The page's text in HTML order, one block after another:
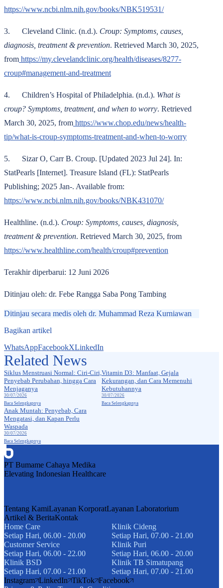
https://www.ncbi.nlm.nih.gov/books/NBK519531/
3. Cleveland Clinic. (n.d.). Croup: Symptoms, causes,
diagnosis, treatment & prevention. Retrieved March 30, 2025,
from https://my.clevelandclinic.org/health/diseases/8277-
croup#management-and-treatment
4. Children’s Hospital of Philadelphia. (n.d.). What is
croup? Symptoms, treatment, and when to worry. Retrieved
March 30, 2025, from https://www.chop.edu/news/health-
tip/what-is-croup-symptoms-treatment-and-when-to-worry
5. Sizar O, Carr B. Croup. [Updated 2023 Jul 24]. In:
StatPearls [Internet]. Treasure Island (FL): StatPearls
Publishing; 2025 Jan-. Available from:
https://www.ncbi.nlm.nih.gov/books/NBK431070/
Healthline. (n.d.). Croup: Symptoms, causes, diagnosis,
treatment & prevention. Retrieved March 30, 2025, from
https://www.healthline.com/health/croup#prevention
Terakhir diperbarui: 12 Juni 2026
Ditinjau oleh: dr. Febe Rangga Saba Pong Tambing
Ditinjau secara medis oleh dr. Muhammad Reza Kurniawan
Bagikan artikel
WhatsAppFacebookXLinkedIn
Related News
medical check up
Siklus Menstruasi Normal: Ciri-Ciri,
Penyebab Perubahan, hingga Cara
Menjaganya
30/07/2026
Baca Selengkapnya
medical check up
Vitamin D3: Manfaat, Gejala
Kekurangan, dan Cara Memenuhi
Kebutuhannya
30/07/2026
Baca Selengkapnya
medical check up
Anak Muntah: Penyebab, Cara
Mengatasi, dan Kapan Perlu
Waspada
30/07/2026
Baca Selengkapnya
PT Bumame Cahaya Medika
Elevating Indonesian Healthcare
Tentang KamiLayanan KorporatLayanan Laboratorium
Artikel & BeritaKontak
Home Care
Setiap Hari, 06.00 - 20.00
Customer Service
Setiap Hari, 06.00 - 22.00
Klinik BSD
Setiap Hari, 07.00 - 21.00
Klinik Cideng
Setiap Hari, 07.00 - 21.00
Klinik Puri
Setiap Hari, 06.00 - 20.00
Klinik TB Simatupang
Setiap Hari, 07.00 - 21.00
Instagram LinkedIn TikTok Facebook